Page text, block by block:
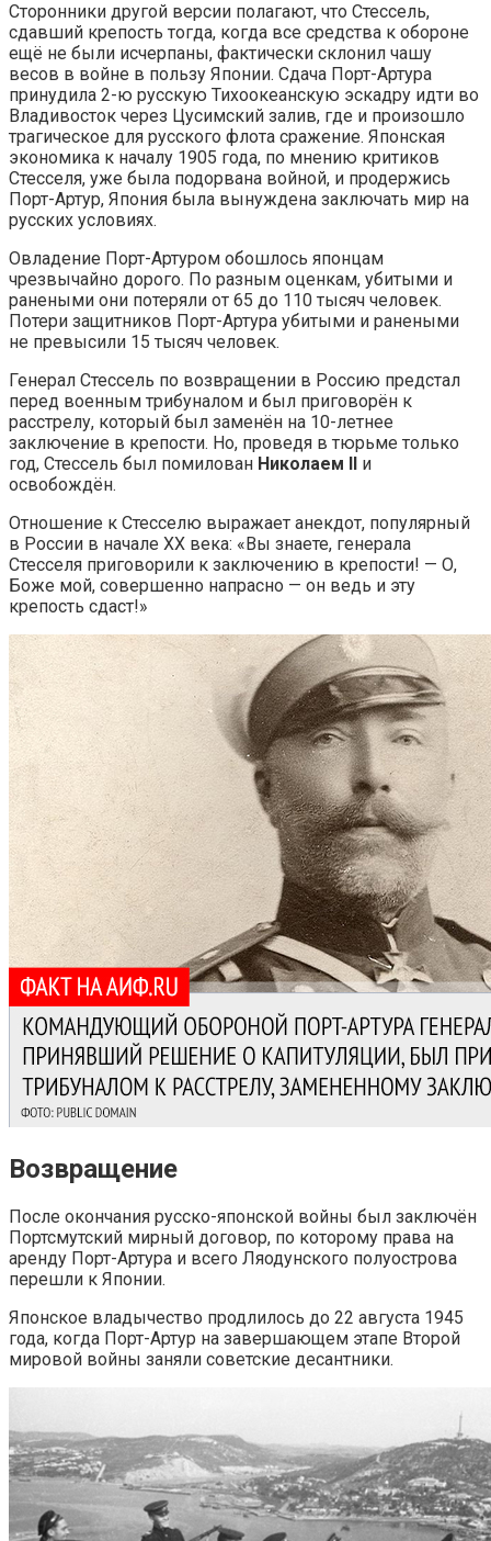
Сторонники другой версии полагают, что Стессель,
сдавший крепость тогда, когда все средства к обороне
ещё не были исчерпаны, фактически склонил чашу
весов в войне в пользу Японии. Сдача Порт-Артура
принудила 2-ю русскую Тихоокеанскую эскадру идти во
Владивосток через Цусимский залив, где и произошло
трагическое для русского флота сражение. Японская
экономика к началу 1905 года, по мнению критиков
Стесселя, уже была подорвана войной, и продержись
Порт-Артур, Япония была вынуждена заключать мир на
русских условиях.
Овладение Порт-Артуром обошлось японцам
чрезвычайно дорого. По разным оценкам, убитыми и
ранеными они потеряли от 65 до 110 тысяч человек.
Потери защитников Порт-Артура убитыми и ранеными
не превысили 15 тысяч человек.
Генерал Стессель по возвращении в Россию предстал
перед военным трибуналом и был приговорён к
расстрелу, который был заменён на 10-летнее
заключение в крепости. Но, проведя в тюрьме только
год, Стессель был помилован Николаем II и
освобождён.
Отношение к Стесселю выражает анекдот, популярный
в России в начале XX века: «Вы знаете, генерала
Стесселя приговорили к заключению в крепости! — О,
Боже мой, совершенно напрасно — он ведь и эту
крепость сдаст!»
Возвращение
После окончания русско-японской войны был заключён
Портсмутский мирный договор, по которому права на
аренду Порт-Артура и всего Ляодунского полуострова
перешли к Японии.
Японское владычество продлилось до 22 августа 1945
года, когда Порт-Артур на завершающем этапе Второй
мировой войны заняли советские десантники.